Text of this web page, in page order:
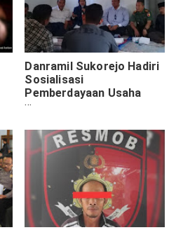
Danramil Sukorejo Hadiri
Sosialisasi
Pemberdayaan Usaha
Budidaya Perikanan